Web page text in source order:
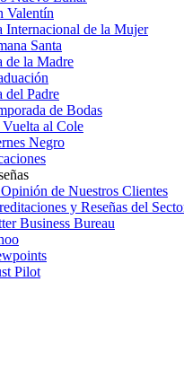
Valentín
Internacional de la Mujer
Santa
de la Madre
del Padre
de Bodas
al Cole
Negro
de Nuestros Clientes
y Reseñas del
Business Bureau
Pilot